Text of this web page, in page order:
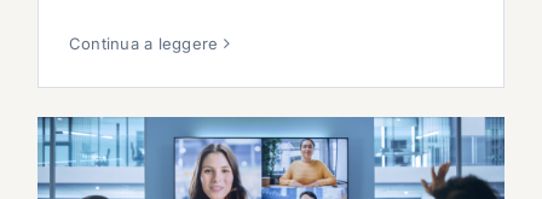
Continua a leggere